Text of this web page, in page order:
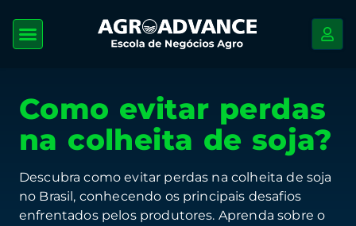
Como evitar perdas
na colheita de soja?
Descubra como evitar perdas na colheita de soja
no Brasil, conhecendo os principais desafios
enfrentados pelos produtores. Aprenda sobre o